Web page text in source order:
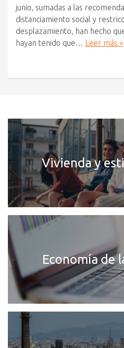
junio, sumadas a las
distanciamiento social y
desplazamiento, han hecho
hayan tenido que… Leer más »
Vivienda y
Economía de